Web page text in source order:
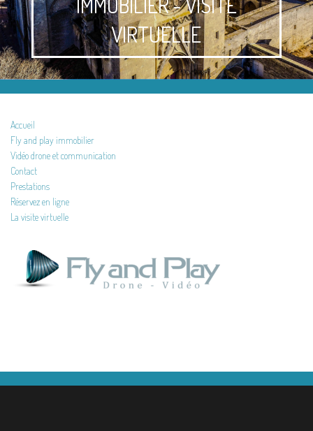
VIRTUELLE
Accueil
Fly and play immobilier
Vidéo drone et communication
Contact
Prestations
Réservez en ligne
La visite virtuelle